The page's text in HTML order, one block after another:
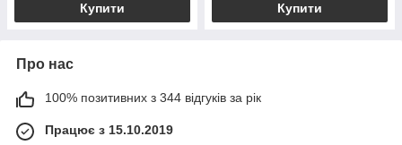
Купити Купити
Про нас
100% позитивних з 344 відгуків за рік
Працює з 15.10.2019